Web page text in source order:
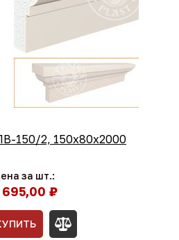
150/2, 150х80х2000
за шт.:
695,00 ₽